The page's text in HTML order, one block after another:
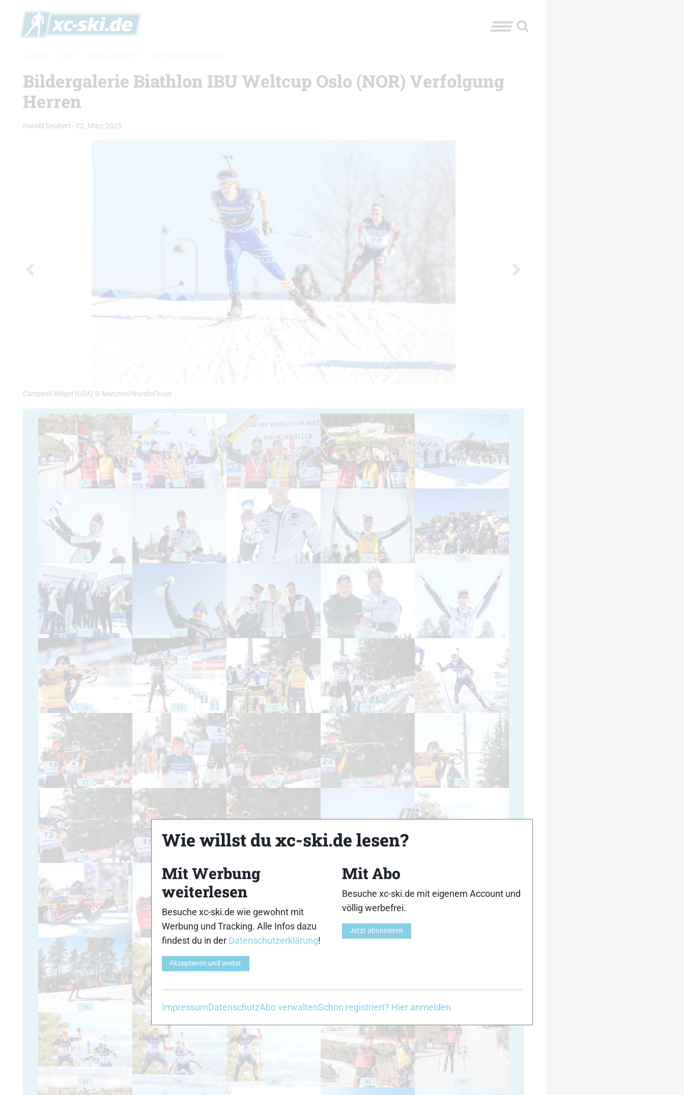
Bildergalerie Biathlon IBU Weltcup Oslo (NOR) Verfolgung
Herren
Harald Deubert - 22. März 2025
Campbell Wright (USA) © Manzoni/NordicFocus
1 2 3 4 5
6 7 8 9 10
11 12 13 14 15
16 17 18 19 20
21 22 23 24 25
26
31 34
36 37 38 39
41 42 43 44 45
Wie willst du xc-ski.de lesen?
Mit Werbung
weiterlesen
Besuche xc-ski.de wie gewohnt mit
Werbung und Tracking. Alle Infos dazu
findest du in der Datenschutzerklärung!
Akzeptieren und weiter
Mit Abo
Besuche xc-ski.de mit eigenem Account und
völlig werbefrei.
Jetzt abonnieren
ImpressumDatenschutzAbo verwaltenSchon registriert? Hier anmelden